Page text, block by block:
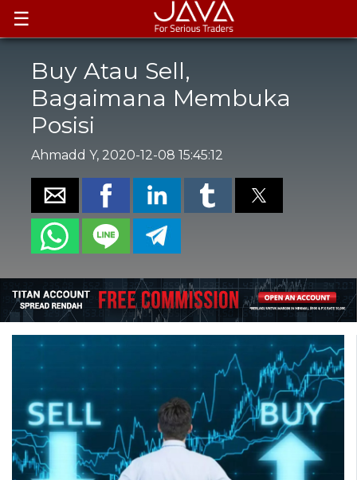
☰
Buy Atau Sell,
Bagaimana Membuka
Posisi
Ahmadd Y, 2020-12-08 15:45:12